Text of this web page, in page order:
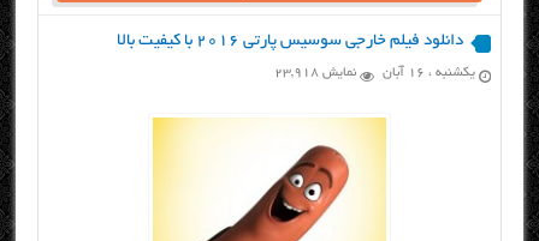
دانلود فیلم خارجی سوسیس پارتی ۲۰۱۶ با کیفیت بالا
یکشنبه ، ۱۶ آبان نمایش 23,918